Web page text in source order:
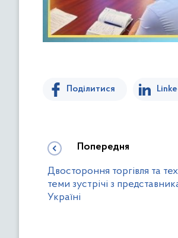
Поділитися
Попередня
Двостороння торгівля та
теми зустрічі з
Україні